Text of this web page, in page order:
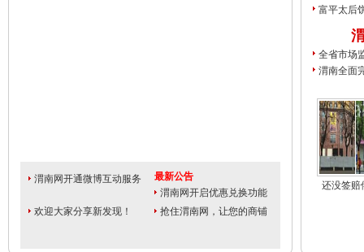
最新公告
渭南网开通微博互动服务
渭南网开启优惠兑换功能
欢迎大家分享新发现！
抢住渭南网，让您的商铺
南文化旅
介活动举
富平太后
全省市场
工作会在
渭南全面
还没签赔